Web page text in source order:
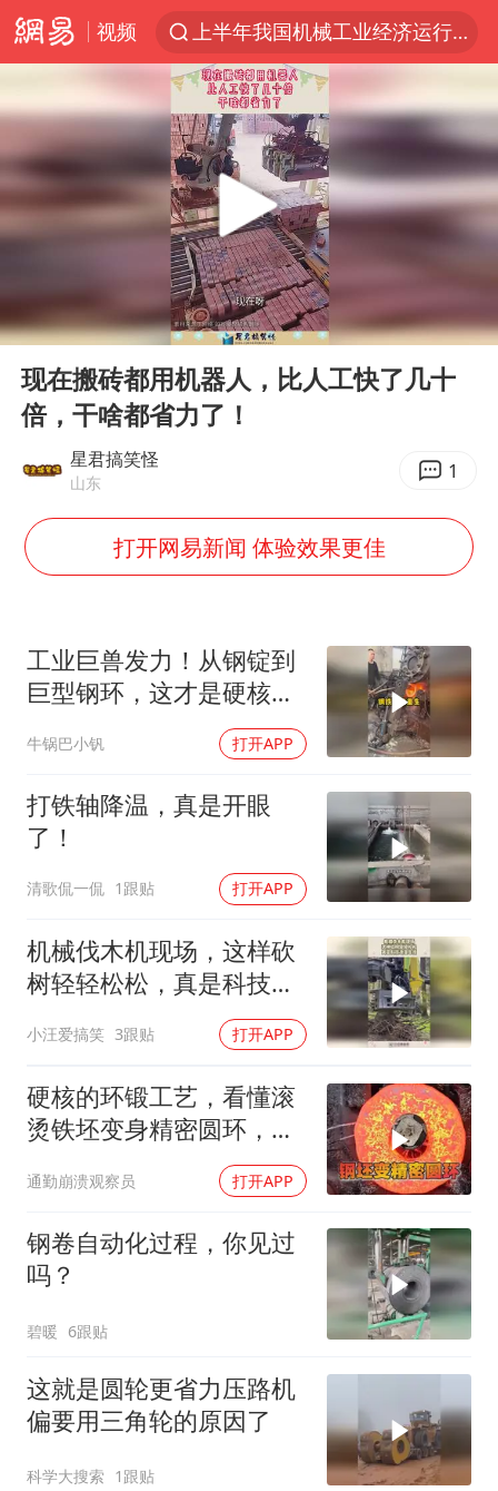
视频
上半年我国机械工业经济运行稳中有进
汪峰阻止14岁女儿买大牌
女子开一天一夜空调后二氧化碳中毒
官方通报教师招聘笔试前13名被淘汰
女孩摆摊卖菌子时收到北大通知书
改名后的“青海拉面”店
四川宜宾市高县发生4.9级地震
男子杀人后逃进深山21年活得像野人
立秋的仪式感
A股收盘：三大指数均涨超1%
朱雨玲晋级WTT横滨冠军赛女单八强
如何把百年大党建设得更加坚强有力？
Play
00:00 00:10
现在搬砖都用机器人，比人工快了几十
倍，干啥都省力了！
星君搞笑怪
山东 1
打开网易新闻 体验效果更佳
工业巨兽发力！从钢锭到
巨型钢环，这才是硬核锻
牛锅巴小钒 打开APP
打铁轴降温，真是开眼
了！
清歌侃一侃 1跟贴 打开APP
机械伐木机现场，这样砍
树轻轻松松，真是科技改
小汪爱搞笑 3跟贴 打开APP
硬核的环锻工艺，看懂滚
烫铁坯变身精密圆环，成
通勤崩溃观察员 打开APP
钢卷自动化过程，你见过
吗？
碧暖 6跟贴
这就是圆轮更省力压路机
偏要用三角轮的原因了
科学大搜索 1跟贴